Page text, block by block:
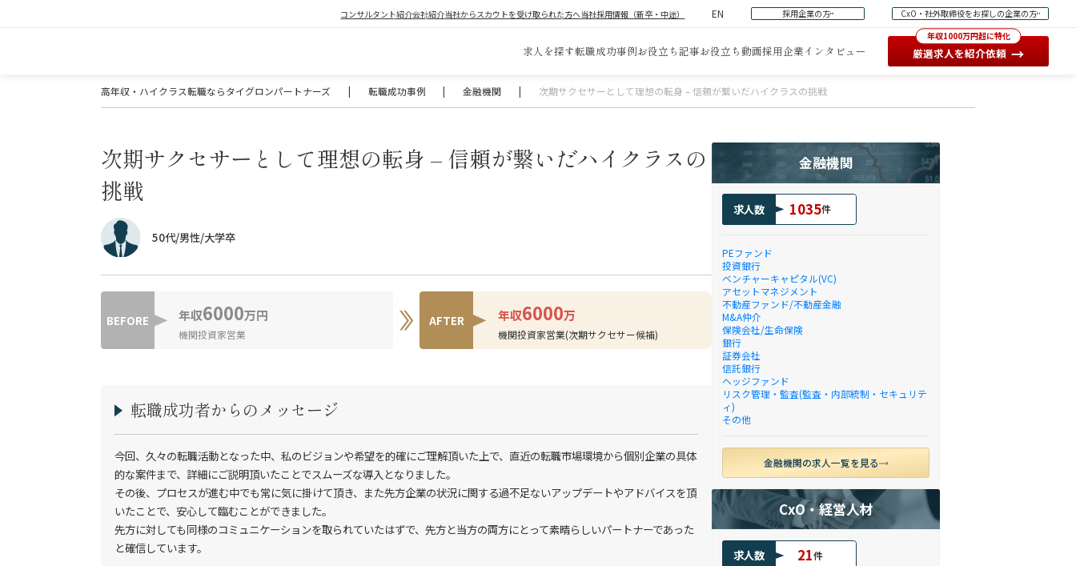
コンサルタント紹介会社紹介当社からスカウトを受け取られた方へ当社採用情報（新卒・中途） EN 採用企業の方 CxO・社外取締役をお探しの企業の方
求人を探す転職成功事例お役立ち記事お役立ち動画採用企業インタビュー
年収1000万円超に特化
厳選求人を紹介依頼 →
高年収・ハイクラス転職ならタイグロンパートナーズ | 転職成功事例 | 金融機関 | 次期サクセサーとして理想の転身 – 信頼が繋いだハイクラスの挑戦
次期サクセサーとして理想の転身 – 信頼が繋いだハイクラスの
挑戦
50代/男性/大学卒
BEFORE 年収6000万円
機関投資家営業
AFTER 年収6000万
機関投資家営業(次期サクセサー候補)
転職成功者からのメッセージ
今回、久々の転職活動となった中、私のビジョンや希望を的確にご理解頂いた上で、直近の転職市場環境から個別企業の具体
的な案件まで、詳細にご説明頂いたことでスムーズな導入となりました。
その後、プロセスが進む中でも常に気に掛けて頂き、また先方企業の状況に関する過不足ないアップデートやアドバイスを頂
いたことで、安心して臨むことができました。
先方に対しても同様のコミュニケーションを取られていたはずで、先方と当方の両方にとって素晴らしいパートナーであった
と確信しています。
金融機関
求人数 1035件
PEファンド
投資銀行
ベンチャーキャピタル(VC)
アセットマネジメント
不動産ファンド/不動産金融
M&A仲介
保険会社/生命保険
銀行
証券会社
信託銀行
ヘッジファンド
リスク管理・監査(監査・内部統制・セキュリテ
ィ)
その他
金融機関の求人一覧を見る
CxO・経営人材
求人数 21件